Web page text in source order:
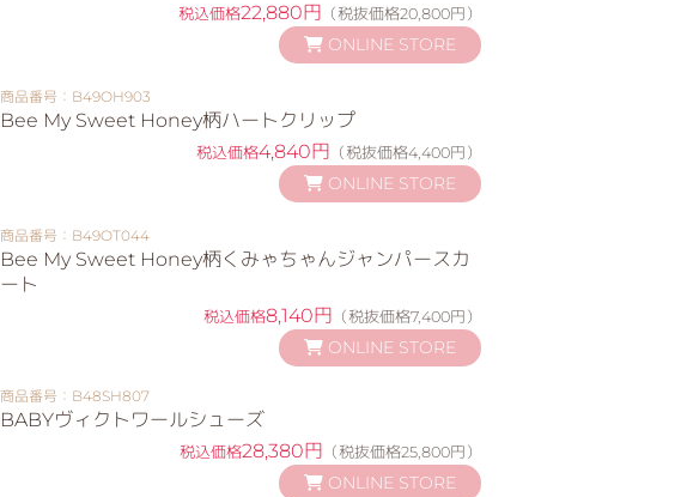
税込価格22,880円 （税抜価格20,800円）
ONLINE STORE
商品番号：B49OH903
Bee My Sweet Honey柄ハートクリップ
税込価格4,840円 （税抜価格4,400円）
ONLINE STORE
商品番号：B49OT044
Bee My Sweet Honey柄くみゃちゃんジャンパースカ
ート
税込価格8,140円 （税抜価格7,400円）
ONLINE STORE
商品番号：B48SH807
BABYヴィクトワールシューズ
税込価格28,380円 （税抜価格25,800円）
ONLINE STORE